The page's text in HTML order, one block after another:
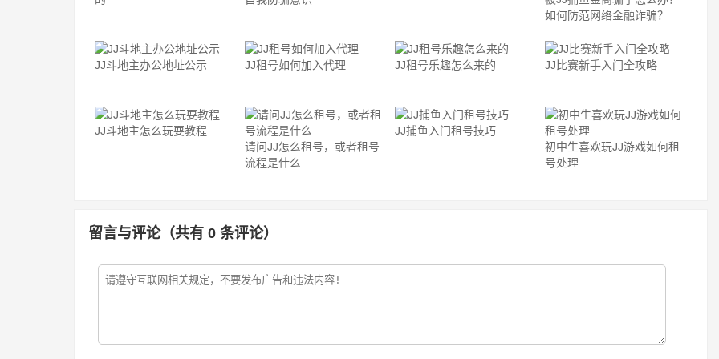
如何防范网络金融诈骗？
JJ斗地主办公地址公示 JJ租号如何加入代理 JJ租号乐趣怎么来的 JJ比赛新手入门全攻略
JJ斗地主怎么玩耍教程
请问JJ怎么租号，或者租号
流程是什么
JJ捕鱼入门租号技巧
初中生喜欢玩JJ游戏如何租
号处理
留言与评论（共有 0 条评论）